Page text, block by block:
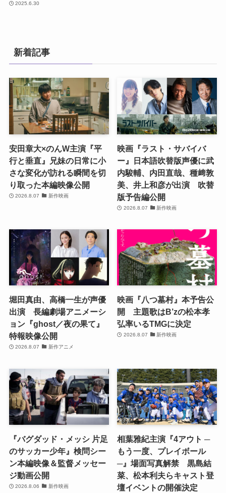
2025.6.30
新着記事
安田章大×のんW主演『平
行と垂直』兄妹の日常に小
さな変化が訪れる瞬間を切
り取った本編映像公開
2026.8.07 新作映画
映画『ラスト・サバイバ
ー』日本語吹替版声優に武
内駿輔、内田直哉、種﨑敦
美、井上和彦が出演 吹替
版予告編公開
2026.8.07 新作映画
堀田真由、高橋一生が声優
出演 長編劇場アニメーシ
ョン『ghost／夜の果て』
特報映像公開
2026.8.07 新作アニメ
映画『八つ墓村』本予告公
開 主題歌はB’zの松本孝
弘率いるTMGに決定
2026.8.07 新作映画
『バグダッド・メッシ 片足
のサッカー少年』検問シー
ン本編映像＆監督メッセー
ジ動画公開
2026.8.06 新作映画
相葉雅紀主演『4アウト ─
もう一度、プレイボール
─』場面写真解禁 黒島結
菜、松本利夫らキャスト登
壇イベントの開催決定